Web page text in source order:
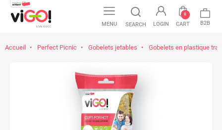
MENU SEARCH LOGIN CART
0
B2B
Accueil Perfect Picnic Gobelets jetables Gobelets en plastique